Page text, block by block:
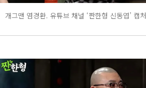
개그맨 염경환. 유튜브 채널 ‘짠한형 신동엽’ 캡처